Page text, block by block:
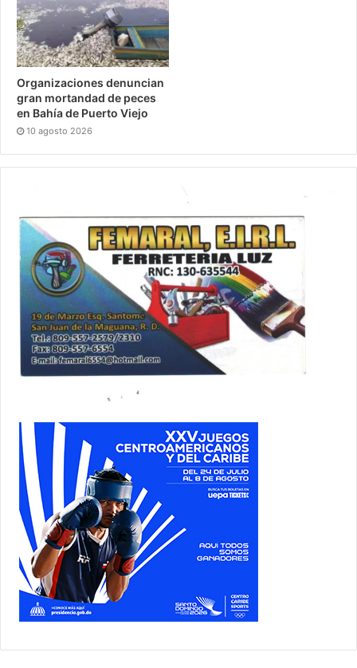
Organizaciones denuncian
gran mortandad de peces
en Bahía de Puerto Viejo
10 agosto 2026